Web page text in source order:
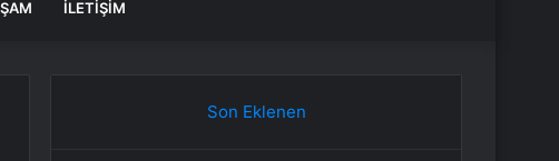
İLETIŞIM
Son Eklenen